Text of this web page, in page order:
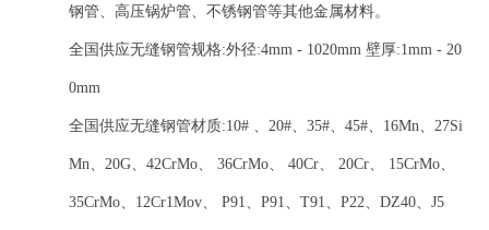
钢管、高压锅炉管、不锈钢管等其他金属材料。
全国供应无缝钢管规格:外径:4mm - 1020mm 壁厚:1mm - 20
0mm
全国供应无缝钢管材质:10# 、20#、35#、45#、16Mn、27Si
Mn、20G、42CrMo、 36CrMo、 40Cr、 20Cr、 15CrMo、
35CrMo、12Cr1Mov、 P91、P91、T91、P22、DZ40、J5